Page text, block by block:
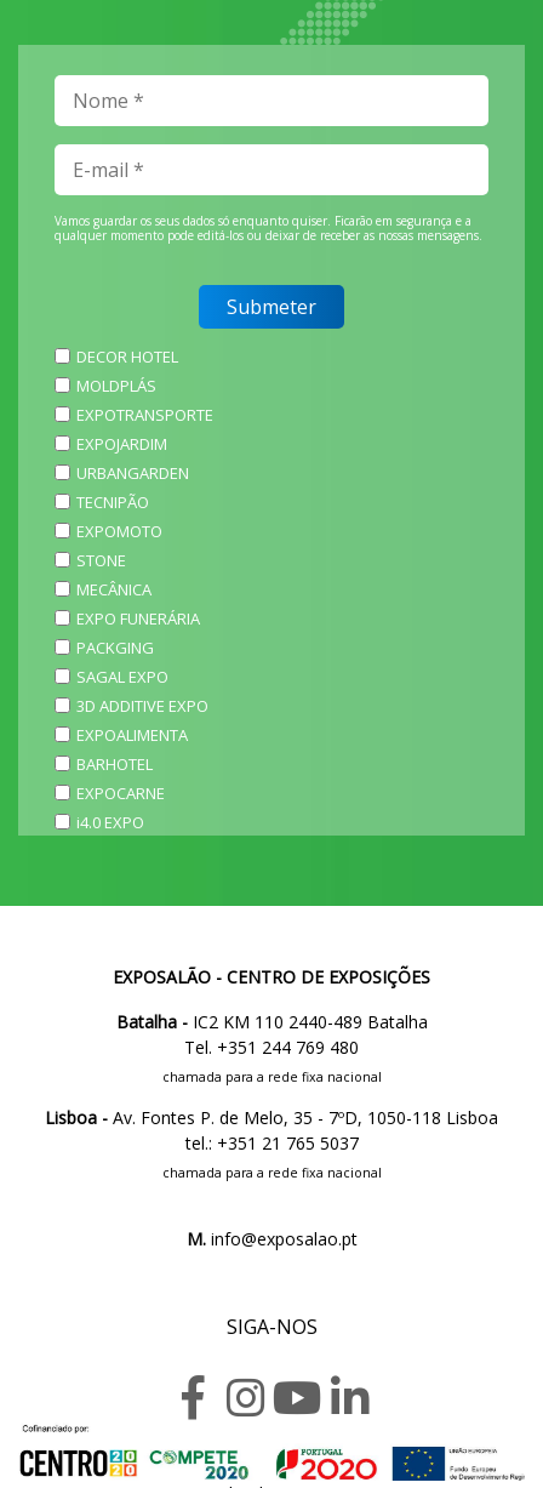
Vamos guardar os seus dados só enquanto quiser. Ficarão em segurança e a
qualquer momento pode editá-los ou deixar de receber as nossas mensagens.
DECOR HOTEL
MOLDPLÁS
EXPOTRANSPORTE
EXPOJARDIM
URBANGARDEN
TECNIPÃO
EXPOMOTO
STONE
MECÂNICA
EXPO FUNERÁRIA
PACKGING
SAGAL EXPO
3D ADDITIVE EXPO
EXPOALIMENTA
BARHOTEL
EXPOCARNE
i4.0 EXPO
EXPOSALÃO - CENTRO DE EXPOSIÇÕES
Batalha -IC2 KM 110 2440-489 Batalha
Tel. +351 244 769 480
chamada para a rede fixa nacional
Lisboa - Av. Fontes P. de Melo, 35 - 7ºD, 1050-118 Lisboa
tel.: +351 21 765 5037
chamada para a rede fixa nacional
M.info@exposalao.pt
SIGA-NOS